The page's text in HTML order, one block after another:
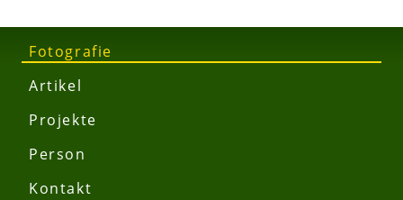
Fotografie
Artikel
Projekte
Person
Kontakt